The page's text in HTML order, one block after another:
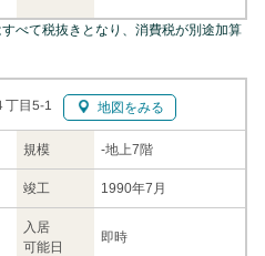
丁目5-1 地図をみる
規模 -地上7階
竣工 1990年7月
入居
可能日
即時
べて税抜きとなり、消費税が別途加算